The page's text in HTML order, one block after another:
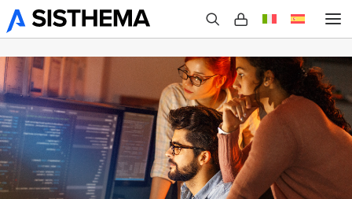
Quiénes somos
Productos
Case Studies